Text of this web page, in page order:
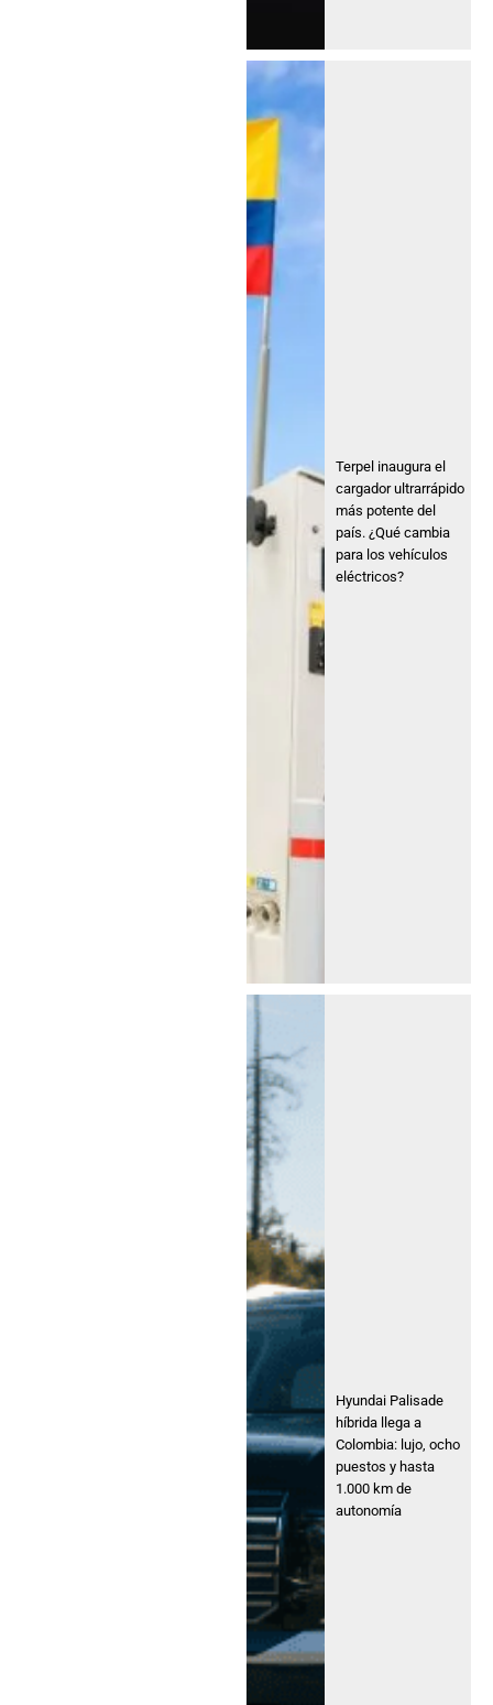
Terpel inaugura el
cargador ultrarrápido
más potente del
país. ¿Qué cambia
para los vehículos
eléctricos?
Hyundai Palisade
híbrida llega a
Colombia: lujo, ocho
puestos y hasta
1.000 km de
autonomía